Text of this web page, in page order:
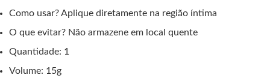
Como usar? Aplique diretamente na região íntima
O que evitar? Não armazene em local quente
Quantidade: 1
Volume: 15g